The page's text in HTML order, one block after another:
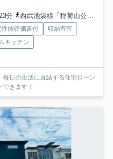
分
西武池袋線「稲荷山公園」駅 徒歩29分
性能評価書付
収納豊富
キッチン
日の生活に直結する住宅ローン
きます！